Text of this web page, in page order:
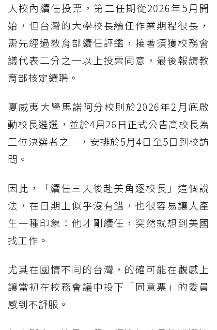
大校內續任投票，第二任期從2026年5月開
始，但台灣的大學校長續任作業期程很長，
需先經過教育部續任評鑑，接著須獲校務會
議代表二分之一以上投票同意，最後報請教
育部核定續聘。
夏威夷大學馬諾阿分校則於2026年2月底啟
動校長遴選，並於4月26日正式公告高校長為
三位決選者之一，安排於5月4日至5日到校訪
問。
因此，「續任三天後赴美角逐校長」這個說
法，在日期上似乎沒有錯，也很容易讓人產
生一種印象：他才剛續任，突然就想到美國
找工作。
尤其在國情不同的台灣，的確可能在觀感上
讓當初在校務會議中投下「同意票」的委員
感到不舒服。